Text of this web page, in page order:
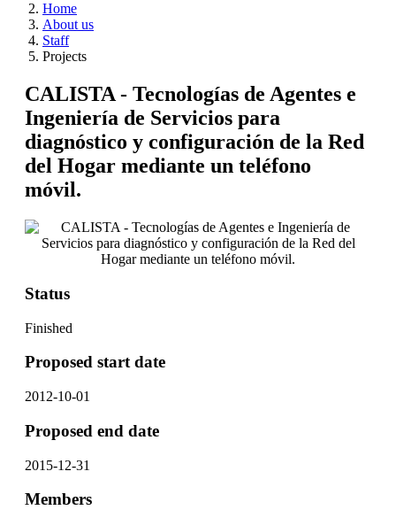
Home
About us
Staff
Projects
CALISTA - Tecnologías de Agentes e
Ingeniería de Servicios para
diagnóstico y configuración de la Red
del Hogar mediante un teléfono
móvil.
Status
Finished
Proposed start date
2012-10-01
Proposed end date
2015-12-31
Members